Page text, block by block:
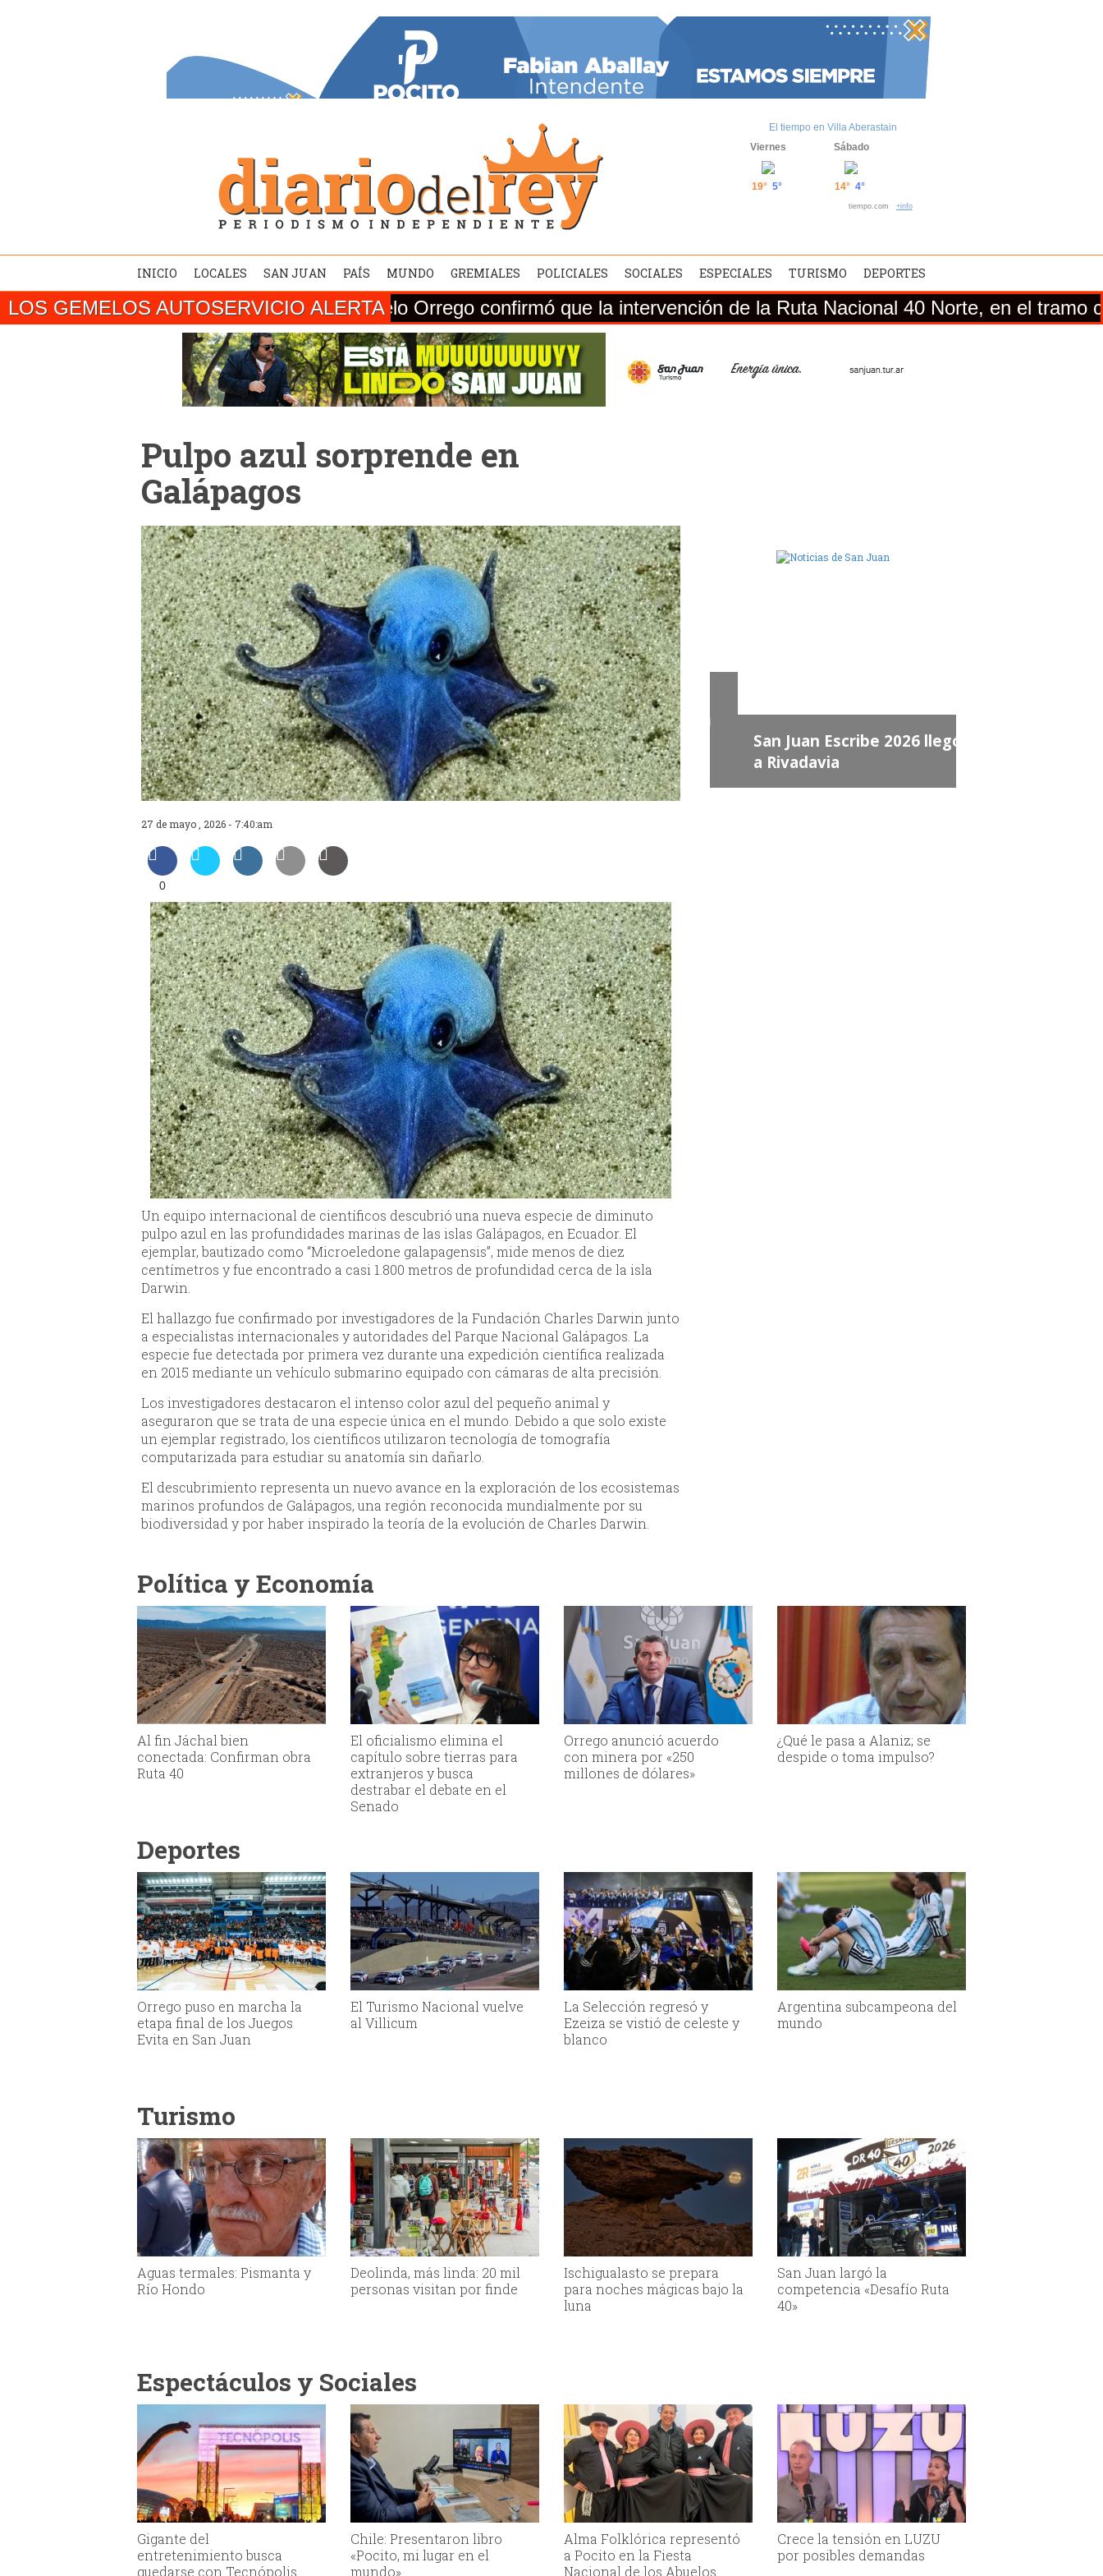
El tiempo en Villa Aberastain
Viernes
19° 5°
Sábado
14° 4°
tiempo.com +info
INICIO LOCALES SAN JUAN PAÍS MUNDO GREMIALES POLICIALES SOCIALES ESPECIALES TURISMO DEPORTES
LOS GEMELOS AUTOSERVICIO ALERTA
SAN JUAN/ El gobernador Marcelo Orrego confirmó que la intervención de la Ruta Nacional 40 Norte, en el tramo
Pulpo azul sorprende en
Galápagos
27 de mayo , 2026 - 7:40:am
0
Un equipo internacional de científicos descubrió una nueva especie de diminuto
pulpo azul en las profundidades marinas de las islas Galápagos, en Ecuador. El
ejemplar, bautizado como “Microeledone galapagensis”, mide menos de diez
centímetros y fue encontrado a casi 1.800 metros de profundidad cerca de la isla
Darwin.
El hallazgo fue confirmado por investigadores de la Fundación Charles Darwin junto
a especialistas internacionales y autoridades del Parque Nacional Galápagos. La
especie fue detectada por primera vez durante una expedición científica realizada
en 2015 mediante un vehículo submarino equipado con cámaras de alta precisión.
Los investigadores destacaron el intenso color azul del pequeño animal y
aseguraron que se trata de una especie única en el mundo. Debido a que solo existe
un ejemplar registrado, los científicos utilizaron tecnología de tomografía
computarizada para estudiar su anatomía sin dañarlo.
El descubrimiento representa un nuevo avance en la exploración de los ecosistemas
marinos profundos de Galápagos, una región reconocida mundialmente por su
biodiversidad y por haber inspirado la teoría de la evolución de Charles Darwin.
La Cámara de Diputados
presentó el concurso "San
Juan Escribe" en Santa
Lucía
San Juan Escribe 2026 llegó
a Rivadavia
Política y Economía
Al fin Jáchal bien
conectada: Confirman obra
Ruta 40
El oficialismo elimina el
capítulo sobre tierras para
extranjeros y busca
destrabar el debate en el
Senado
Orrego anunció acuerdo
con minera por «250
millones de dólares»
¿Qué le pasa a Alaniz; se
despide o toma impulso?
Deportes
Orrego puso en marcha la
etapa final de los Juegos
Evita en San Juan
El Turismo Nacional vuelve
al Villicum
La Selección regresó y
Ezeiza se vistió de celeste y
blanco
Argentina subcampeona del
mundo
Turismo
Aguas termales: Pismanta y
Río Hondo
Deolinda, más linda: 20 mil
personas visitan por finde
Ischigualasto se prepara
para noches mágicas bajo la
luna
San Juan largó la
competencia «Desafío Ruta
40»
Espectáculos y Sociales
Gigante del
entretenimiento busca
quedarse con Tecnópolis
Chile: Presentaron libro
«Pocito, mi lugar en el
mundo»
Alma Folklórica representó
a Pocito en la Fiesta
Nacional de los Abuelos
Crece la tensión en LUZU
por posibles demandas